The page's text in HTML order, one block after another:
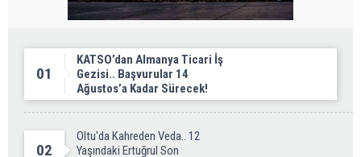
01
KATSO’dan Almanya Ticari İş
Gezisi.. Başvurular 14
Ağustos’a Kadar Sürecek!
02
Oltu'da Kahreden Veda.. 12
Yaşındaki Ertuğrul Son